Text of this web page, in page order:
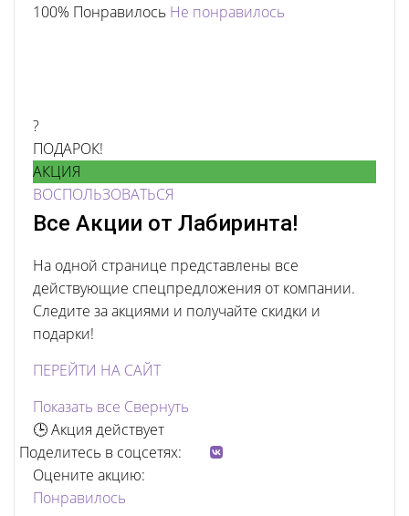
100% Понравилось Не понравилось
?
ПОДАРОК!
АКЦИЯ
ВОСПОЛЬЗОВАТЬСЯ
Все Акции от Лабиринта!
На одной странице представлены все
действующие спецпредложения от компании.
Следите за акциями и получайте скидки и
подарки!
ПЕРЕЙТИ НА САЙТ
Показать все Свернуть
🕒 Акция действует
Поделитесь в соцсетях:
Оцените акцию:
Понравилось